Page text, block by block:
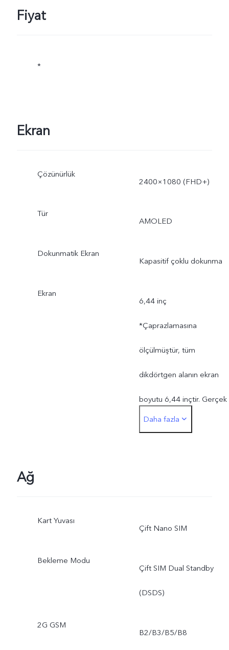
Fiyat
*
Ekran
Çözünürlük
2400×1080 (FHD+)
Tür
AMOLED
Dokunmatik Ekran
Kapasitif çoklu dokunma
Ekran
6,44 inç
*Çaprazlamasına
ölçülmüştür, tüm
dikdörtgen alanın ekran
boyutu 6,44 inçtir. Gerçek
görüntü alanı biraz daha
Daha fazla
Ağ
Kart Yuvası
Çift Nano SIM
Bekleme Modu
Çift SIM Dual Standby
(DSDS)
2G GSM
B2/B3/B5/B8